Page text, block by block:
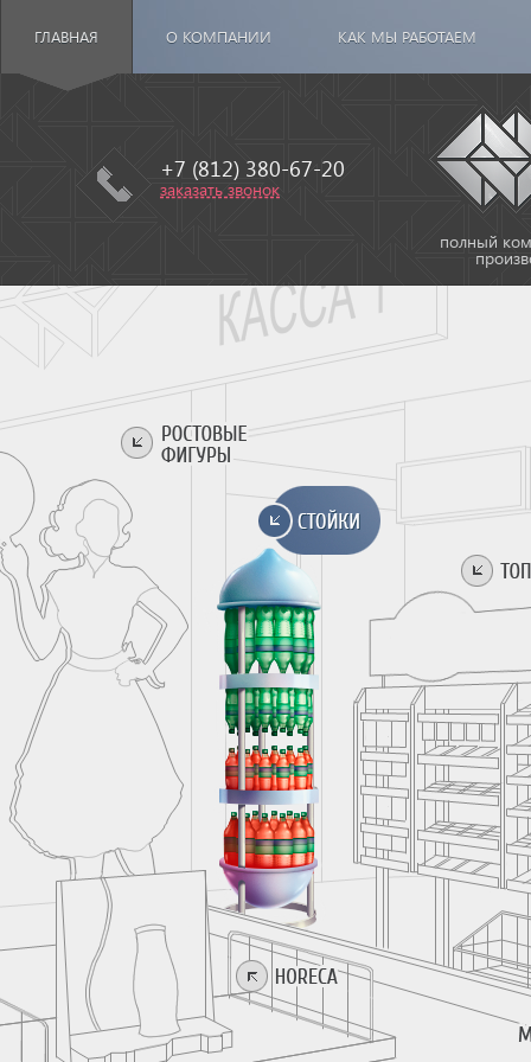
ГЛАВНАЯ О КОМПАНИИ КАК МЫ РАБОТАЕМ
+7 (812) 380-67-20
заказать звонок
полный